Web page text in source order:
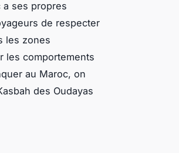
a ses propres
de respecter
les zones
les comportements
au Maroc, on
des Oudayas